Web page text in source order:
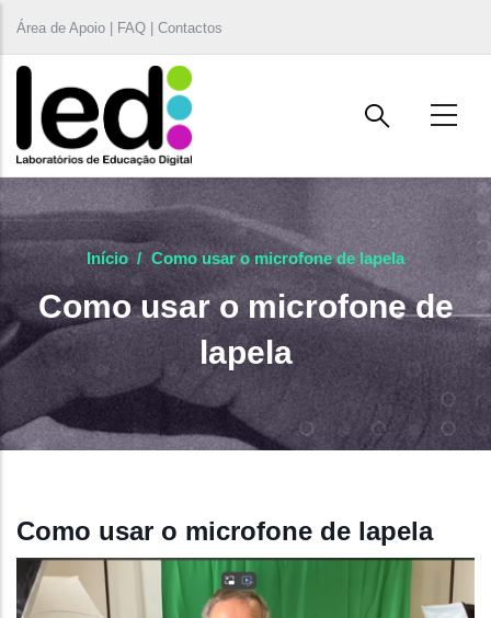
Passar para o conteúdo principal
Área de Apoio | FAQ | Contactos
Início / Como usar o microfone de lapela
Como usar o microfone de
lapela
Como usar o microfone de lapela